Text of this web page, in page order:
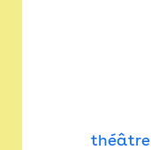
théâtre